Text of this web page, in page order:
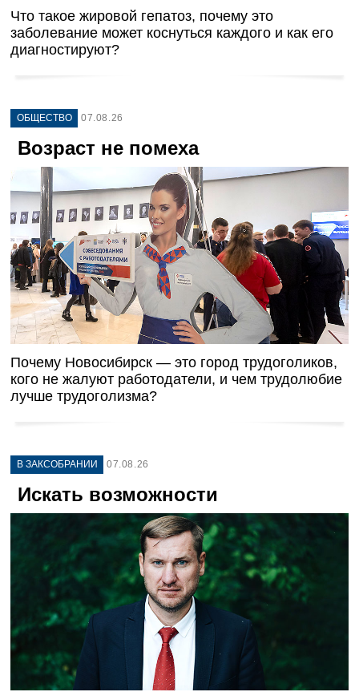
Что такое жировой гепатоз, почему это
заболевание может коснуться каждого и как его
диагностируют?
ОБЩЕСТВО 07.08.26
Возраст не помеха
Почему Новосибирск — это город трудоголиков,
кого не жалуют работодатели, и чем трудолюбие
лучше трудоголизма?
В ЗАКСОБРАНИИ 07.08.26
Искать возможности